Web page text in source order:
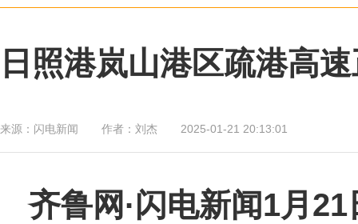
日照港岚山港区疏港高
来源： 闪电新闻 作者： 刘杰 2025-01-21 20:13:01
齐鲁网 ·闪电新闻1月21